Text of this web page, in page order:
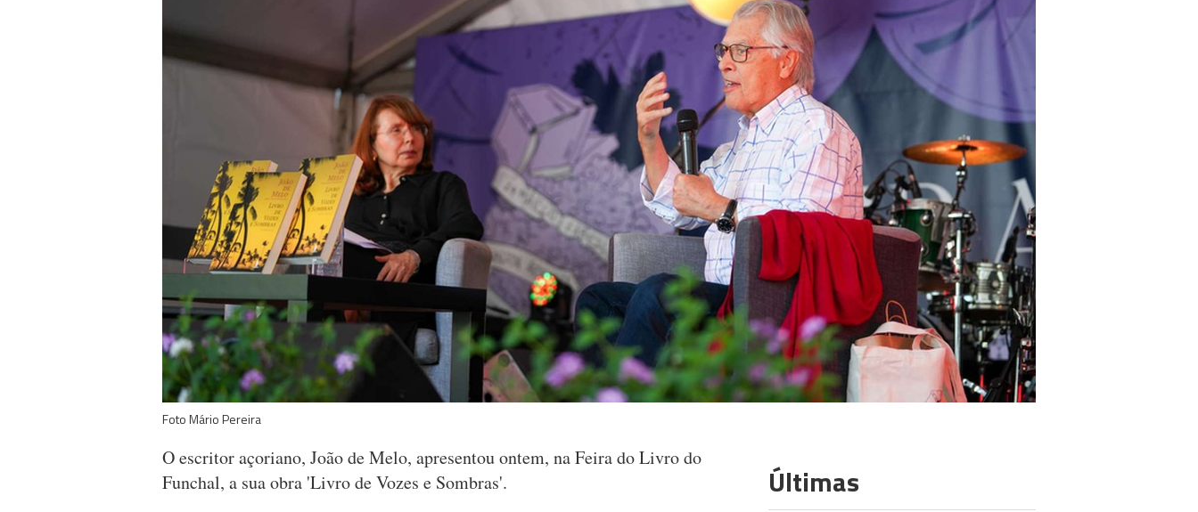
Foto Mário Pereira
O escritor açoriano, João de Melo, apresentou ontem, na Feira do Livro do
Funchal, a sua obra 'Livro de Vozes e Sombras'.
Últimas